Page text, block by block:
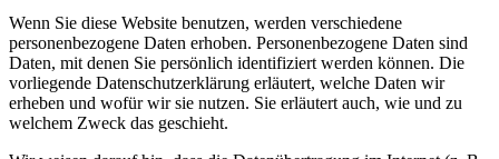
Wenn Sie diese Website benutzen, werden verschiedene
personenbezogene Daten erhoben. Personenbezogene Daten sind
Daten, mit denen Sie persönlich identifiziert werden können. Die
vorliegende Datenschutzerklärung erläutert, welche Daten wir
erheben und wofür wir sie nutzen. Sie erläutert auch, wie und zu
welchem Zweck das geschieht.